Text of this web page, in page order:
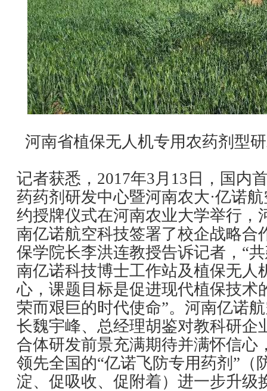
河南省植保无人机专用农药剂型
记者获悉，2017年3月13日，国内
药药剂研发中心暨河南农大·亿诺
约授牌仪式在河南农业大学举行，
南亿诺航空科技签署了校企战略合
保学院长李洪连教授告诉记者，“
南亿诺科技博士工作站及植保无人
心，课题目标是促进现代植保技术
荣而艰巨的时代使命”。河南亿诺
长魏宇峰、总经理胡鉴对教科研企
合体研发前景充满期待并满怀信心
领先全国的“亿诺飞防专用药剂”（
淀、促吸收、促附着）进一步升级